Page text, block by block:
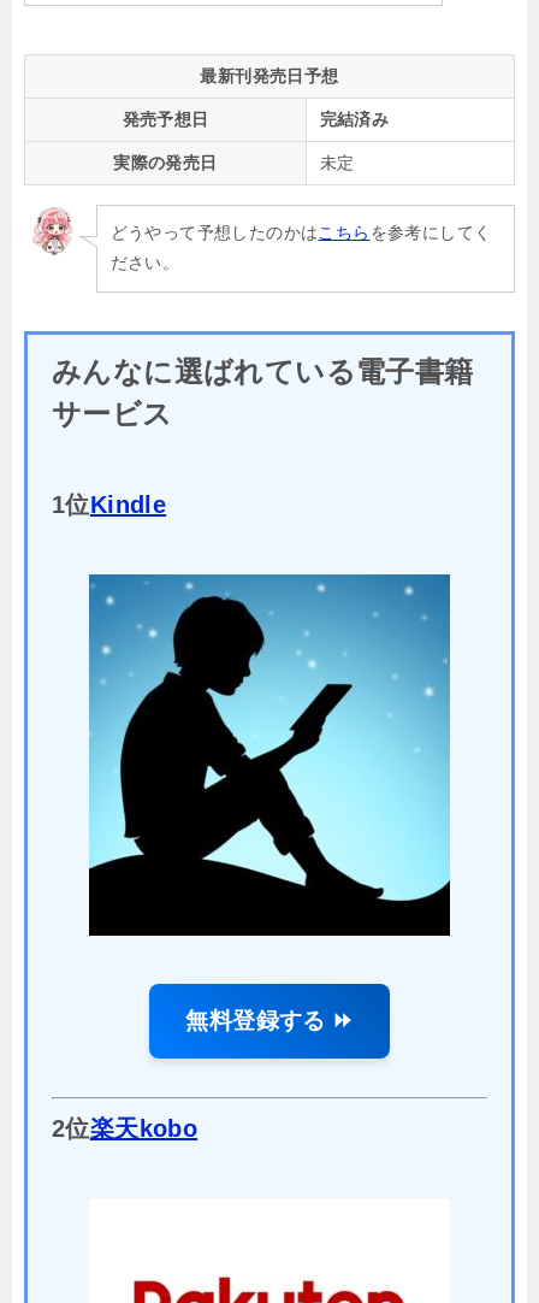
最新刊発売日予想
発売予想日 完結済み
実際の発売日 未定
どうやって予想したのかはこちら を参考にしてく
ださい。
みんなに選ばれている電子書籍
サービス
1位Kindle
無料登録する ⏩
2位楽天kobo